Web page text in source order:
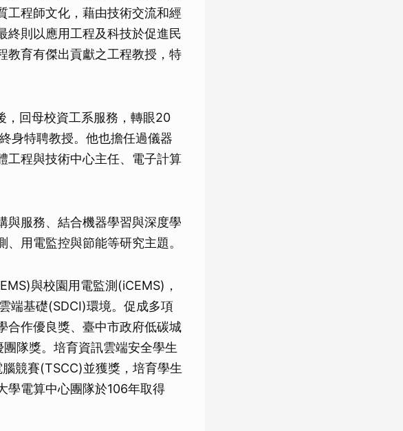
工程師文化，藉由技術交流和經
終則以應用工程及科技於促進民
教育有傑出貢獻之工程教授，特
，回母校資工系服務，轉眼20
身特聘教授。他也擔任過儀器
工程與技術中心主任、電子計算
與服務、結合機器學習與深度學
用電監控與節能等研究主題。
與校園用電監測(iCEMS)，
端基礎(SDCI)環境。促成多項
合作優良獎、臺中市政府低碳城
隊獎。培育資訊雲端安全學生
競賽(TSCC)並獲獎，培育學生
學電算中心團隊於106年取得